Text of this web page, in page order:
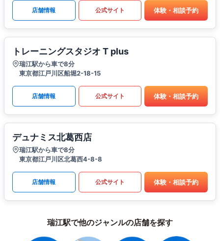
店舗情報 公式サイト 体験・相談予約
トレーニングスタジオ T plus
瑞江駅から車で8分
東京都江戸川区船堀2-18-15
店舗情報 公式サイト 体験・相談予約
デュナミス北葛西店
瑞江駅から車で8分
東京都江戸川区北葛西4-8-8
店舗情報 公式サイト 体験・相談予約
瑞江駅で他のジャンルの店舗を探す